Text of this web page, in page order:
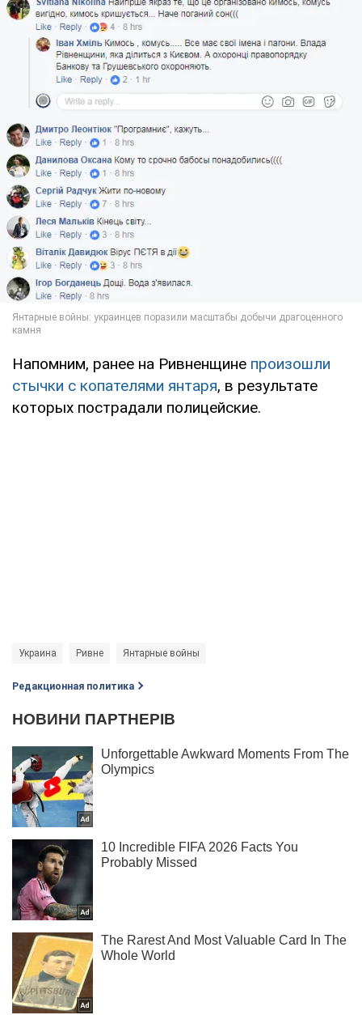
Напомним, ранее на Ривненщине произошли
стычки с копателями янтаря, в результате
которых пострадали полицейские.
Украина Ривне Янтарные войны
Редакционная политика